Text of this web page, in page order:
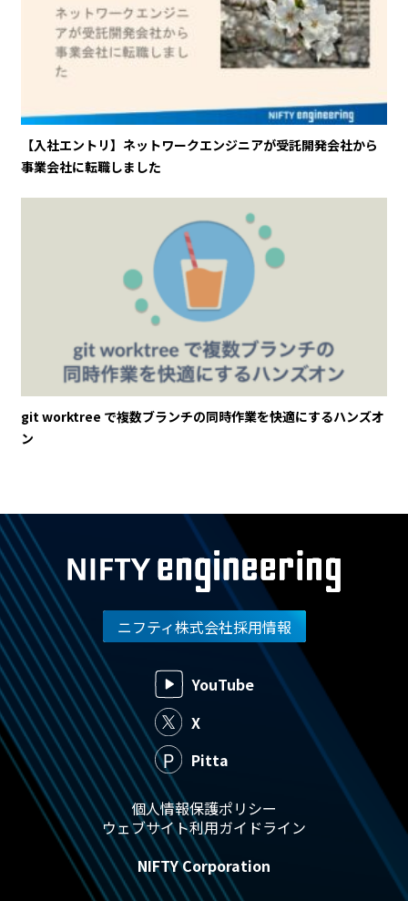
【入社エントリ】ネットワークエンジニアが受託開発会社から
事業会社に転職しました
git worktree で複数ブランチの同時作業を快適にするハンズオ
ン
ニフティ株式会社採用情報
YouTube
X
Pitta
個人情報保護ポリシー
ウェブサイト利用ガイドライン
NIFTY Corporation